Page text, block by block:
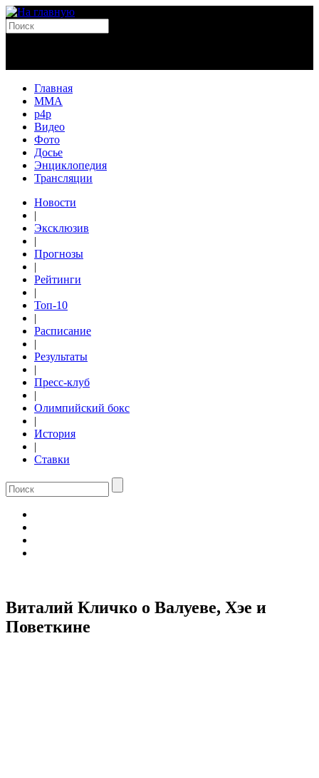
Главная
MMA
p4p
Видео
Фото
Досье
Энциклопедия
Трансляции
Новости
|
Эксклюзив
|
Прогнозы
|
Рейтинги
|
Топ-10
|
Расписание
|
Результаты
|
Пресс-клуб
|
Олимпийский бокс
|
История
|
Ставки
Виталий Кличко о Валуеве, Хэе и
Поветкине